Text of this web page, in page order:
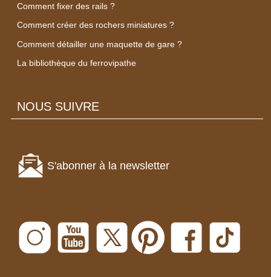
Comment fixer des rails ?
Comment créer des rochers miniatures ?
Comment détailler une maquette de gare ?
La bibliothèque du ferrovipathe
NOUS SUIVRE
S'abonner à la newsletter